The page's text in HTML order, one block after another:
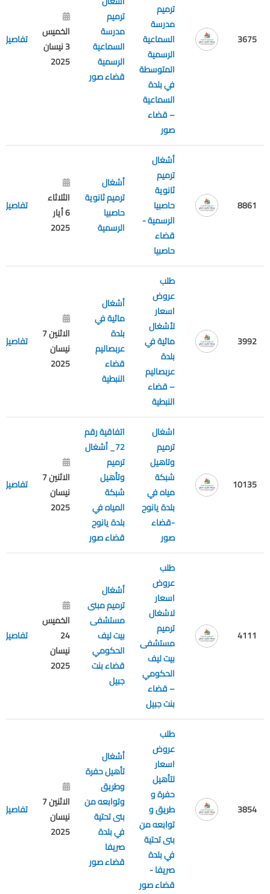
3675
ترميم
مدرسة
السماعية
الرسمية
المتوسطة
في بلدة
السماعية
– قضاء
صور
ترميم
مدرسة
السماعية
الرسمية
قضاء صور
الخميس
3 نيسان
2025
تفاصيل
8861
أشغال
ترميم
ثانوية
حاصبيا
الرسمية -
قضاء
حاصبيا
أشغال
ترميم ثانوية
حاصبيا
الرسمية
الثلاثاء
6 أيار
2025
تفاصيل
3992
طلب
عروض
اسعار
لأشغال
مائية في
بلدة
عربصاليم
– قضاء
النبطية
أشغال
مائية في
بلدة
عربصاليم
قضاء
النبطية
الاثنين 7
نيسان
2025
تفاصيل
10135
اشغال
ترميم
وتاهيل
شبكة
مياه في
بلدة يانوح
-قضاء
صور
اتفاقية رقم
72_ أشغال
ترميم
وتأهيل
شبكة
المياه في
بلدة يانوح
قضاء صور
الاثنين 7
نيسان
2025
تفاصيل
4111
طلب
عروض
اسعار
لاشغال
ترميم
مستشفى
بيت ليف
الحكومي
– قضاء
بنت جبيل
أشغال
ترميم مبنى
مستشفى
بيت ليف
الحكومي
قضاء بنت
جبيل
الخميس
24
نيسان
2025
تفاصيل
3854
طلب
عروض
اسعار
لتأهيل
حفرة و
طريق و
توابعه من
بنى تحتية
في بلدة
صريفا -
قضاء صور
أشغال
تأهيل حفرة
وطريق
وتوابعه من
بنى تحتية
في بلدة
صريفا
قضاء صور
الاثنين 7
نيسان
2025
تفاصيل